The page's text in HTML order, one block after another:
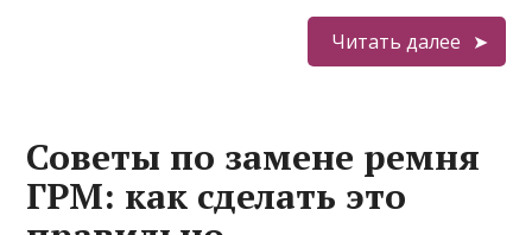
Читать далее
Советы по замене ремня
ГРМ: как сделать это